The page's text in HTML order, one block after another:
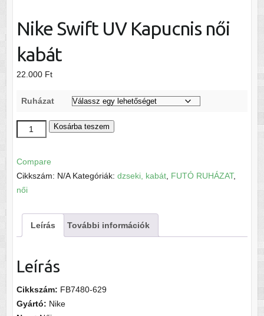
Nike Swift UV Kapucnis női
kabát
22.000 Ft
Ruházat
Nike
Swift
Kapucnis
mennyiség
Kosárba teszem
Compare
Cikkszám: N/A Kategóriák: dzseki, kabát, FUTÓ RUHÁZAT,
női
Leírás További információk
Leírás
Cikkszám: FB7480-629
Gyártó: Nike